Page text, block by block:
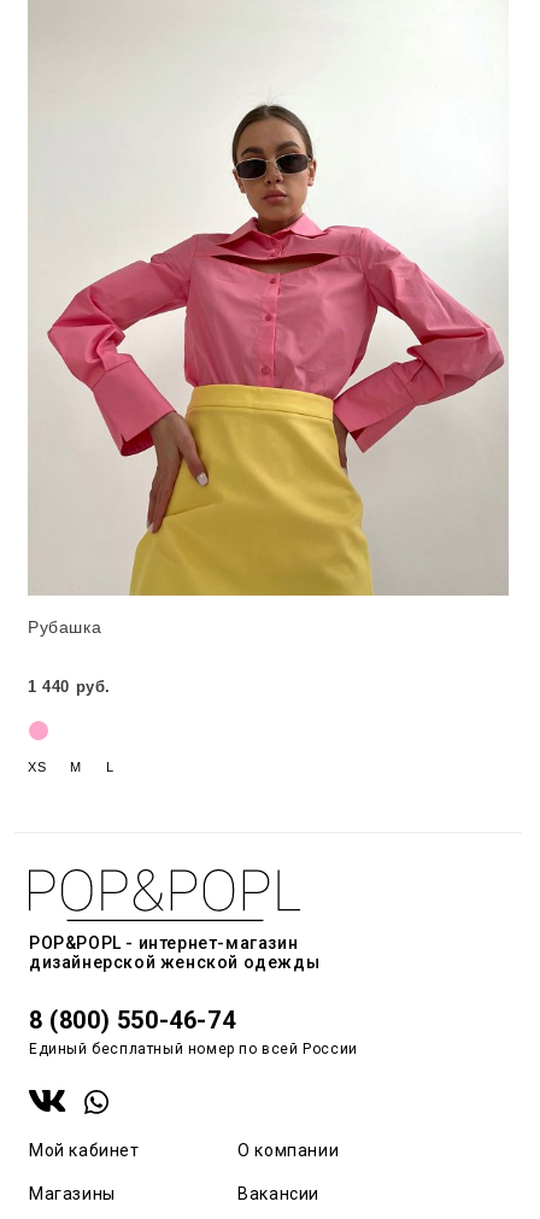
Рубашка
1 440 руб.
XS M L
POP&POPL - интернет-магазин
дизайнерской женской одежды
8 (800) 550-46-74
Единый бесплатный номер по всей России
Мой кабинет
Магазины
О компании
Вакансии